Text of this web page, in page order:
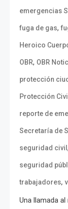
emergencias
fuga de gas,
Heroico
OBR, OBR
protección
Protección
reporte de
Secretaría de
seguridad civil ,
seguridad
trabajadores,
Una llamada